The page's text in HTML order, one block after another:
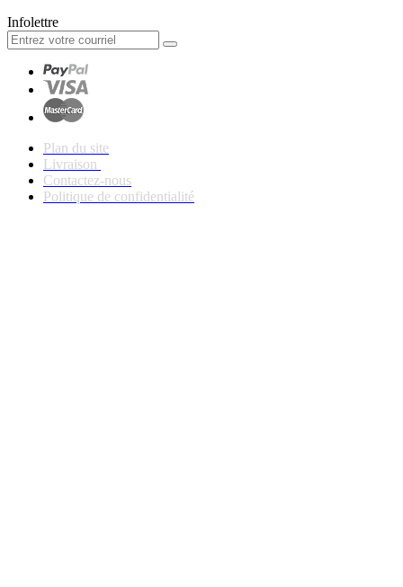
Infolettre
Plan du site
Livraison
Contactez-nous
Politique de confidentialité